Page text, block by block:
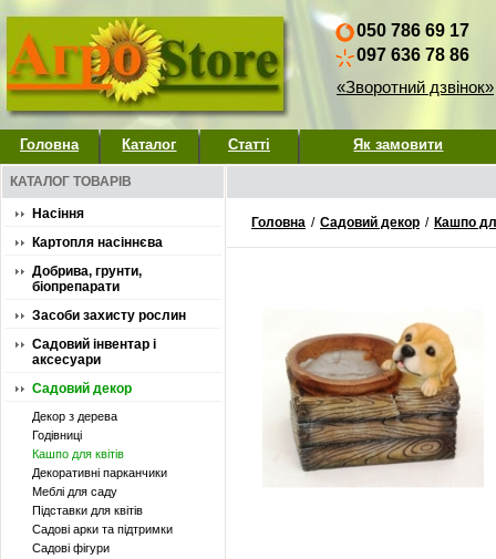
050 786 69 17
097 636 78 86
«Зворотний дзвінок»
Головна Каталог Статті Як замовити
КАТАЛОГ ТОВАРІВ
Насіння
Картопля насіннєва
Добрива, грунти,
біопрепарати
Засоби захисту рослин
Садовий інвентар і
аксесуари
Садовий декор
Декор з дерева
Годівниці
Кашпо для квітів
Декоративні парканчики
Меблі для саду
Підставки для квітів
Садові арки та підтримки
Садові фігури
Головна / Садовий декор / Кашпо